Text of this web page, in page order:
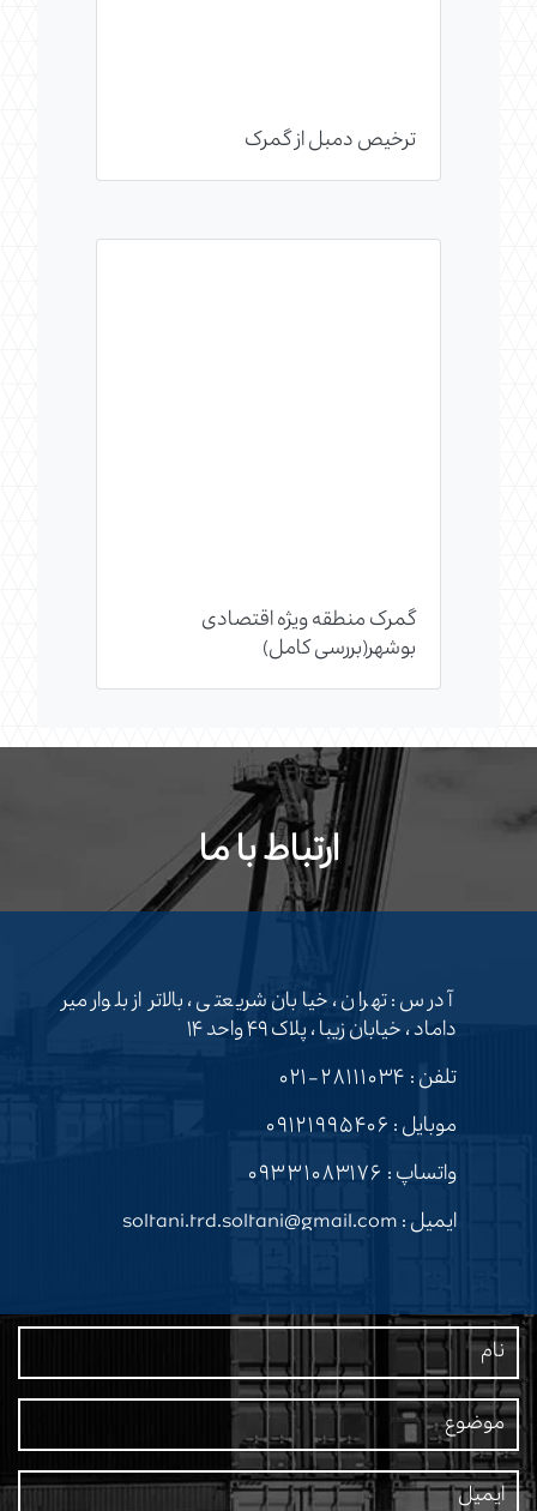
ترخیص دمبل از گمرک
گمرک منطقه ویژه اقتصادی
بوشهر(بررسی کامل)
ارتباط با ما
آدرس : تهران ، خیابان شریعتی ، بالاتر از بلوار میر
داماد ، خیابان زیبا ، پلاک ۴۹ واحد ۱۴
تلفن : ۲۸۱۱۱۰۳۴-۰۲۱
موبایل : ۰۹۱۲۱۹۹۵۴۰۶
واتساپ : ۰۹۳۳۱۰۸۳۱۷۶
ایمیل : soltani.trd.soltani@gmail.com